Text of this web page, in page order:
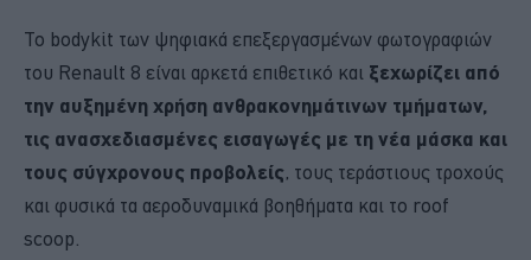
Το bodykit των ψηφιακά επεξεργασμένων φωτογραφιών
του Renault 8 είναι αρκετά επιθετικό και ξεχωρίζει από
την αυξημένη χρήση ανθρακονημάτινων τμήματων,
τις ανασχεδιασμένες εισαγωγές με τη νέα μάσκα και
τους σύγχρονους προβολείς, τους τεράστιους τροχούς
και φυσικά τα αεροδυναμικά βοηθήματα και το roof
scoop.